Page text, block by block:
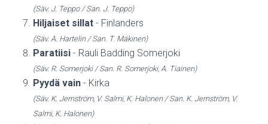
(Säv. J. Teppo / San. J. Teppo)
Hiljaiset sillat - Finlanders
(Säv. A. Hartelin / San. T. Mäkinen)
Paratiisi - Rauli Badding Somerjoki
(Säv. R. Somerjoki / San. R. Somerjoki, A. Tiainen)
Pyydä vain - Kirka
(Säv. K. Jernström, V. Salmi, K. Halonen / San. K. Jernström, V.
Salmi, K. Halonen)